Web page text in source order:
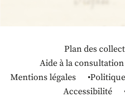
Plan des
Aide à la consultation
Mentions légales
Accessibilité